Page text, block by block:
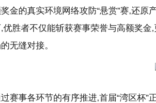
金的真实环境网络攻防“悬赏”赛,还原
优胜者不仅能斩获赛事荣誉与高额奖
无缝对接。
赛事各环节的有序推进,首届“湾区杯”